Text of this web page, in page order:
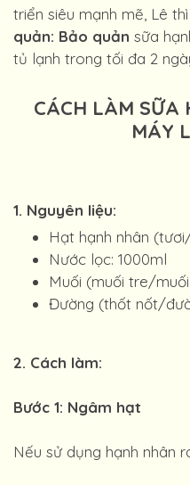
triển siêu mạnh mẽ, Lê
quản: Bảo quản sữa
tủ lạnh trong tối đa 2
CÁCH LÀM SỮA
MÁY
1. Nguyên liệu:
Hạt hạnh nhân
Nước lọc: 1000ml
Muối (muối tre/
Đường (thốt nốt/
2. Cách làm:
Bước 1: Ngâm hạt
Nếu sử dụng hạnh nhân